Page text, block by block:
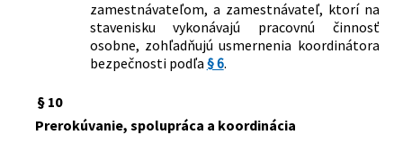
zamestnávateľom, a zamestnávateľ, ktorí na
stavenisku vykonávajú pracovnú činnosť
osobne, zohľadňujú usmernenia koordinátora
bezpečnosti podľa § 6.
§ 10
Prerokúvanie, spolupráca a koordinácia